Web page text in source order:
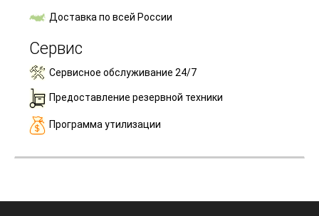
Доставка по всей России
Сервис
Сервисное обслуживание 24/7
Предоставление резервной техники
Программа утилизации